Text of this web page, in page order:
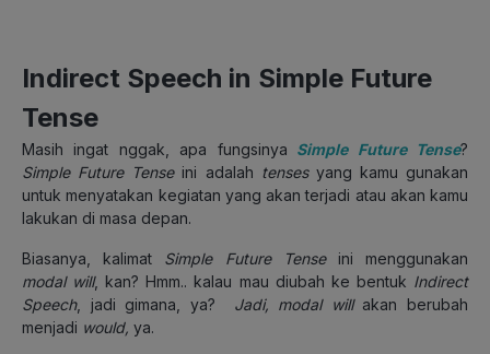
Indirect Speech in Simple Future
Tense
Masih ingat nggak, apa fungsinya Simple Future Tense?
Simple Future Tenseini adalah tensesyang kamu gunakan
untuk menyatakan kegiatan yang akan terjadi atau akan kamu
lakukan di masa depan.
Biasanya, kalimat Simple Future Tenseini menggunakan
modal will, kan? Hmm.. kalau mau diubah ke bentuk Indirect
Speech, jadi gimana, ya? Jadi, modal willakan berubah
menjadi would, ya.